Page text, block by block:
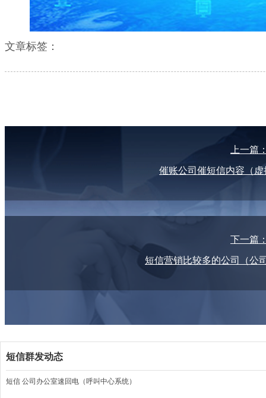
文章标签：
上一篇
催账公司催短信内容（
下一篇
短信营销比较多的公司（公
短信群发动态
短信 公司办公室速回电（呼叫中心系统）